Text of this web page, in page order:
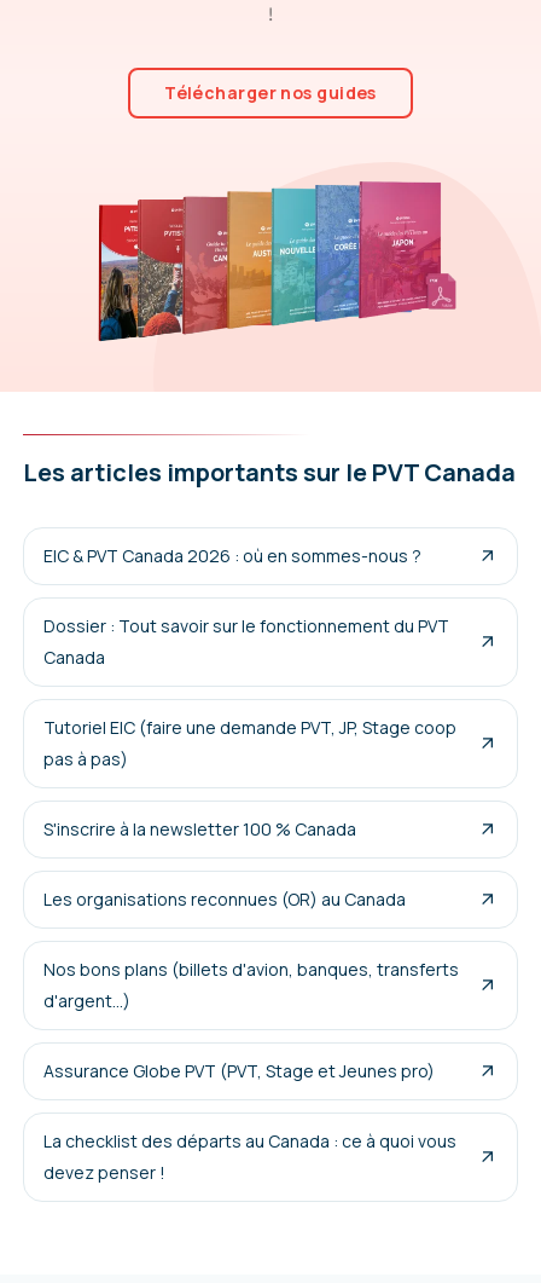
!
Télécharger nos guides
Les articles importants sur le PVT Canada
EIC & PVT Canada 2026 : où en sommes-nous ?
Dossier : Tout savoir sur le fonctionnement du PVT
Canada
Tutoriel EIC (faire une demande PVT, JP, Stage coop
pas à pas)
S'inscrire à la newsletter 100 % Canada
Les organisations reconnues (OR) au Canada
Nos bons plans (billets d'avion, banques, transferts
d'argent...)
Assurance Globe PVT (PVT, Stage et Jeunes pro)
La checklist des départs au Canada : ce à quoi vous
devez penser !